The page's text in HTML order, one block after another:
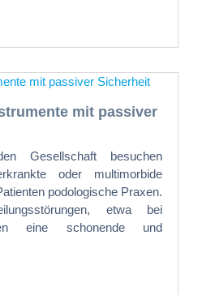
mit passiver
Gesellschaft besuchen
oder multimorbide
podologische Praxen.
etwa bei
eine schonende und